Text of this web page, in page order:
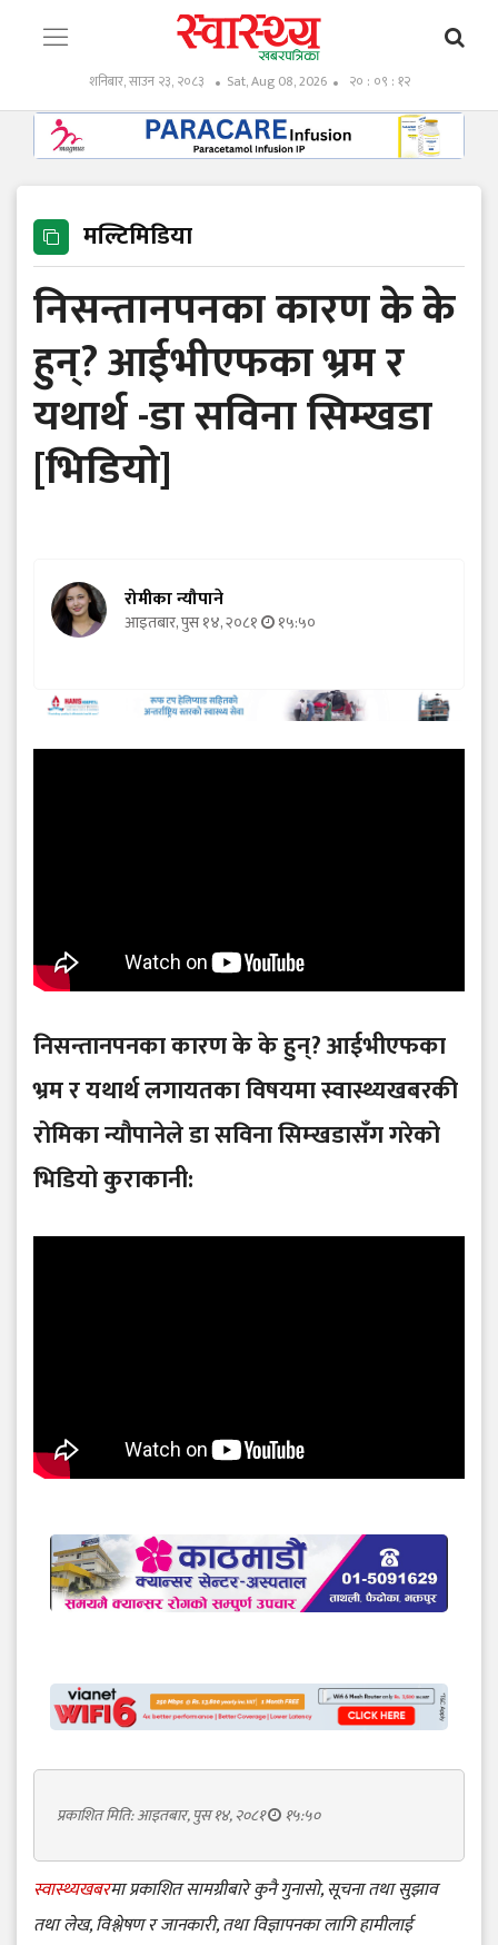
शनिबार, साउन २३, २०८३ Sat, Aug 08, 2026 २० : ०९ : १२
मल्टिमिडिया
निसन्तानपनका कारण के के
हुन्? आईभीएफका भ्रम र
यथार्थ -डा सविना सिम्खडा
[भिडियो]
रोमीका न्यौपाने
आइतबार, पुस १४, २०८१ १५:५०
निसन्तानपनका कारण के के हुन्? आईभीएफका
भ्रम र यथार्थ लगायतका विषयमा स्वास्थ्यखबरकी
रोमिका न्यौपानेले डा सविना सिम्खडासँग गरेको
भिडियो कुराकानी:
प्रकाशित मिति: आइतबार, पुस १४, २०८१ १५:५०
स्वास्थ्यखबरमा प्रकाशित सामग्रीबारे कुनै गुनासो, सूचना तथा सुझाव
तथा लेख, विश्लेषण र जानकारी, तथा विज्ञापनका लागि हामीलाई